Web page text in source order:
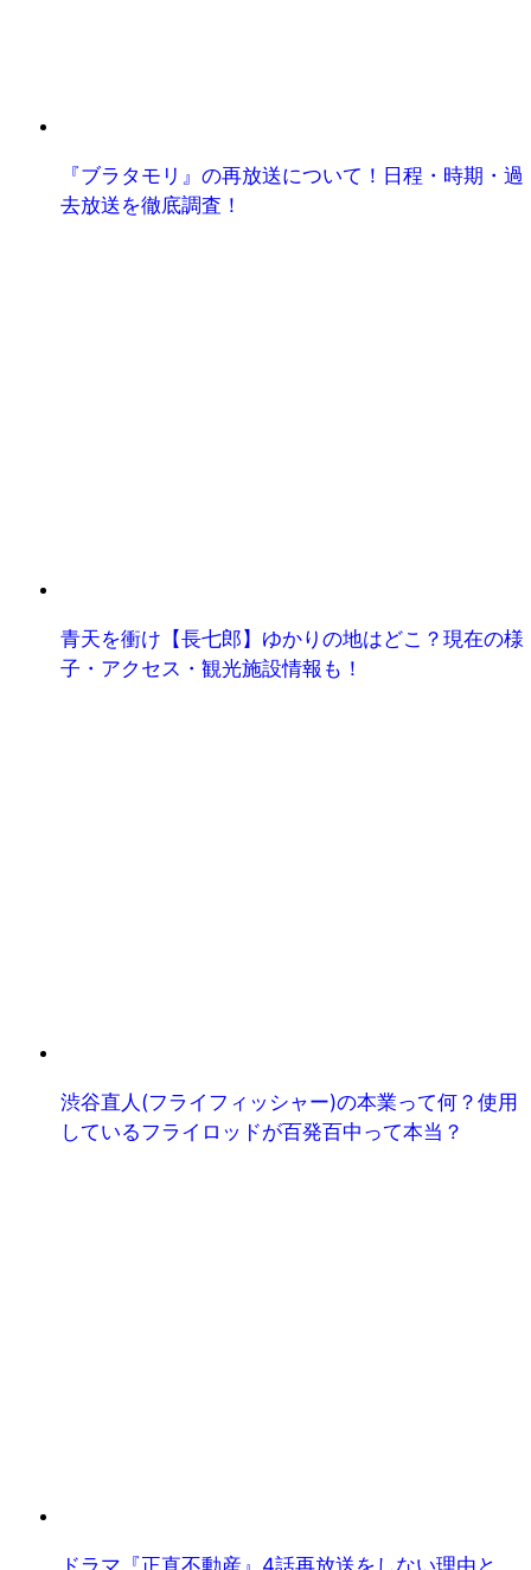
『ブラタモリ』の再放送について！日程・時期・過
去放送を徹底調査！
青天を衝け【長七郎】ゆかりの地はどこ？現在の様
子・アクセス・観光施設情報も！
渋谷直人(フライフィッシャー)の本業って何？使用
しているフライロッドが百発百中って本当？